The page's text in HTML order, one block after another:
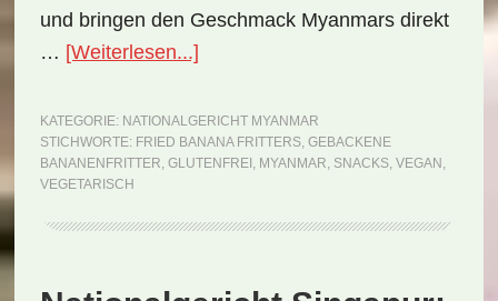
und bringen den Geschmack Myanmars direkt
… [Weiterlesen...]ÜberNationalgericht
Fried
Banana
KATEGORIE: NATIONALGERICHT MYANMAR
STICHWORTE: FRIED BANANA FRITTERS, GEBACKENE
BANANENFRITTER, GLUTENFREI , MYANMAR, SNACKS, VEGAN ,
VEGETARISCH